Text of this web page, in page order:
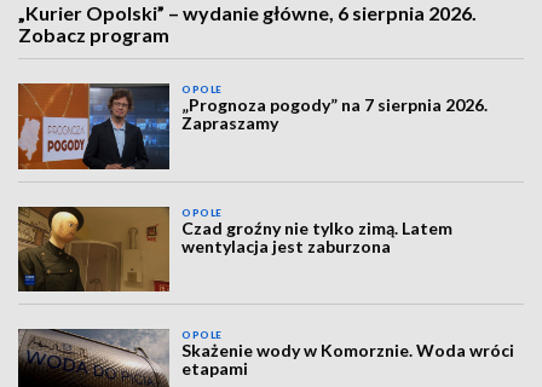
„Kurier Opolski” – wydanie główne, 6 sierpnia 2026.
Zobacz program
OPOLE
„Prognoza pogody” na 7 sierpnia 2026.
Zapraszamy
OPOLE
Czad groźny nie tylko zimą. Latem
wentylacja jest zaburzona
OPOLE
Skażenie wody w Komorznie. Woda wróci
etapami